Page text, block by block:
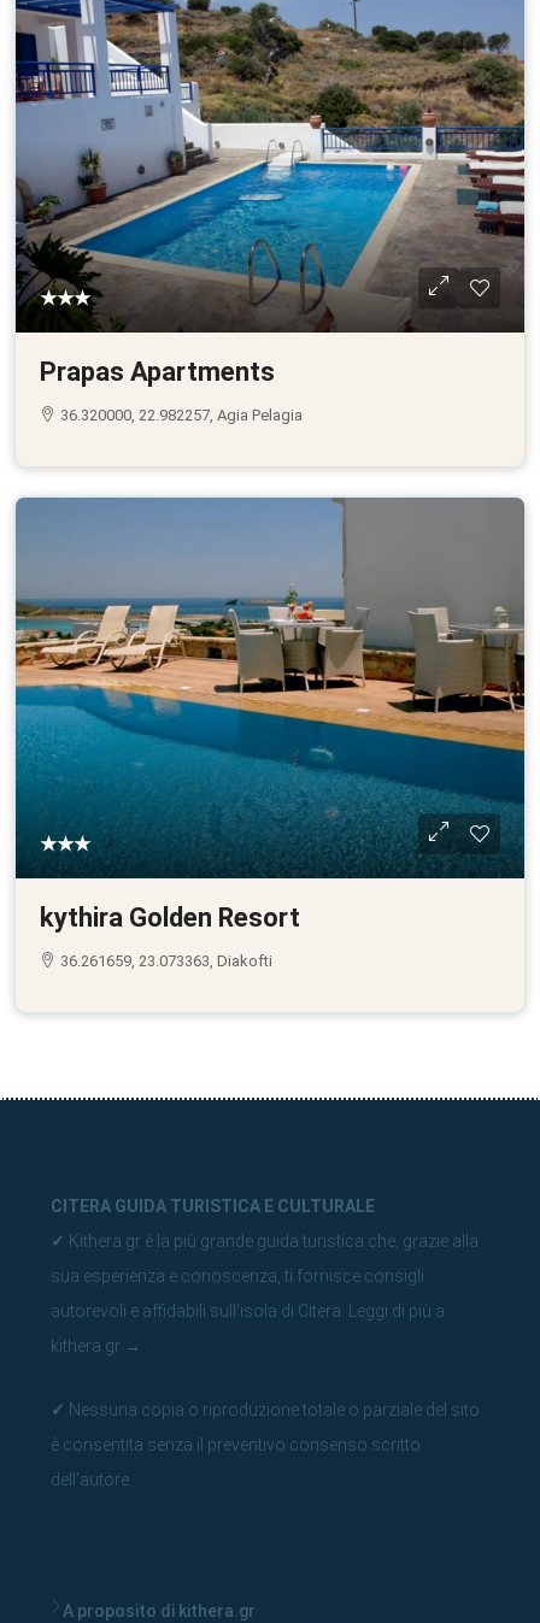
★★★
Prapas Apartments
36.320000, 22.982257, Agia Pelagia
★★★
kythira Golden Resort
36.261659, 23.073363, Diakofti
CITERA GUIDA TURISTICA E CULTURALE
✓ Kithera.gr è la più grande guida turistica che, grazie alla
sua esperienza e conoscenza, ti fornisce consigli
autorevoli e affidabili sull'isola di Citera.
Leggi di più a
kithera.gr →
✓ Nessuna copia o riproduzione totale o parziale del sito
è consentita senza il preventivo consenso scritto
dell'autore.
A proposito di kithera.gr